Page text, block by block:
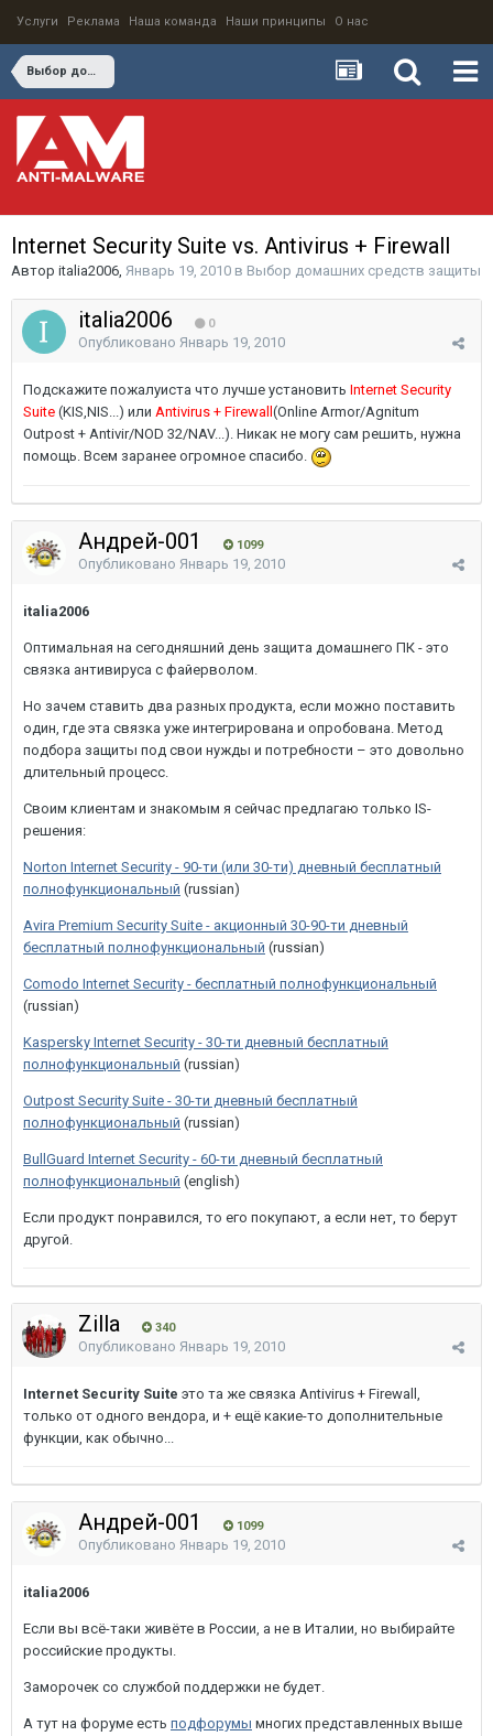
Услуги Реклама Наша команда Наши принципы О нас
Выбор домашних средств защиты
Internet Security Suite vs. Antivirus + Firewall
Автор italia2006, Январь 19, 2010 в Выбор домашних средств защиты
italia2006 0
Опубликовано Январь 19, 2010
Подскажите пожалуиста что лучше установить Internet Security
Suite (KIS,NIS...) или Antivirus + Firewall (Online Armor/Agnitum
Outpost + Antivir/NOD 32/NAV...). Никак не могу сам решить, нужна
помощь. Всем заранее огромное спасибо.
Андрей-001 1099
Опубликовано Январь 19, 2010
italia2006
Оптимальная на сегодняшний день защита домашнего ПК - это
связка антивируса с файерволом.
Но зачем ставить два разных продукта, если можно поставить
один, где эта связка уже интегрирована и опробована. Метод
подбора защиты под свои нужды и потребности – это довольно
длительный процесс.
Своим клиентам и знакомым я сейчас предлагаю только IS-
решения:
Norton Internet Security - 90-ти (или 30-ти) дневный бесплатный
полнофункциональный (russian)
Avira Premium Security Suite - акционный 30-90-ти дневный
бесплатный полнофункциональный (russian)
Comodo Internet Security - бесплатный полнофункциональный
(russian)
Kaspersky Internet Security - 30-ти дневный бесплатный
полнофункциональный (russian)
Outpost Security Suite - 30-ти дневный бесплатный
полнофункциональный (russian)
BullGuard Internet Security - 60-ти дневный бесплатный
полнофункциональный (english)
Если продукт понравился, то его покупают, а если нет, то берут
другой.
Zilla 340
Опубликовано Январь 19, 2010
Internet Security Suite это та же связка Antivirus + Firewall,
только от одного вендора, и + ещё какие-то дополнительные
функции, как обычно...
Андрей-001 1099
Опубликовано Январь 19, 2010
italia2006
Если вы всё-таки живёте в России, а не в Италии, но выбирайте
российские продукты.
Заморочек со службой поддержки не будет.
А тут на форуме есть подфорумы многих представленных выше